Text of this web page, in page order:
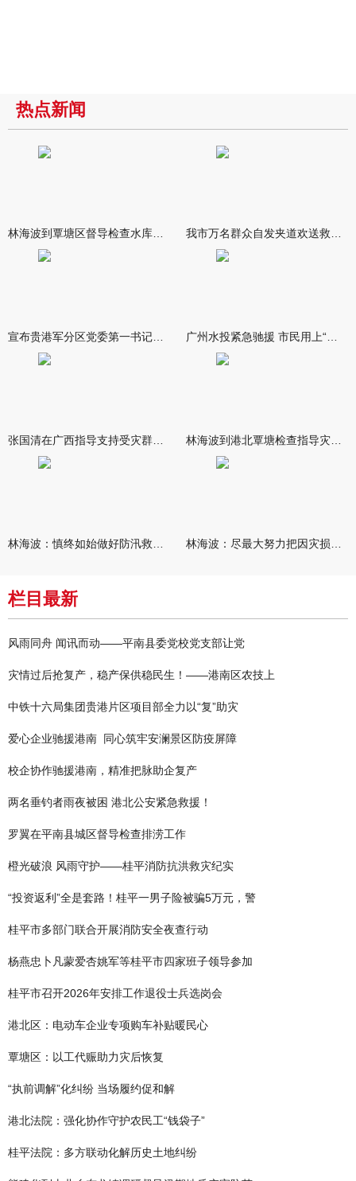
热点新闻
栏目最新
风雨同舟 闻讯而动——平南县委党校党支部让党
灾情过后抢复产，稳产保供稳民生！——港南区农技上
中铁十六局集团贵港片区项目部全力以“复”助灾
爱心企业驰援港南 同心筑牢安澜景区防疫屏障
校企协作驰援港南，精准把脉助企复产
两名垂钓者雨夜被困 港北公安紧急救援！
罗翼在平南县城区督导检查排涝工作
橙光破浪 风雨守护——桂平消防抗洪救灾纪实
“投资返利”全是套路！桂平一男子险被骗5万元，警
桂平市多部门联合开展消防安全夜查行动
杨燕忠卜凡蒙爱杏姚军等桂平市四家班子领导参加
桂平市召开2026年安排工作退役士兵选岗会
港北区：电动车企业专项购车补贴暖民心
覃塘区：以工代赈助力灾后恢复
“执前调解”化纠纷 当场履约促和解
港北法院：强化协作守护农民工“钱袋子”
桂平法院：多方联动化解历史土地纠纷